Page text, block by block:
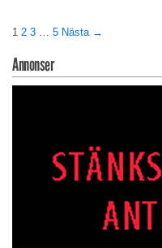
1 2 3 … 5 Nästa →
Annonser